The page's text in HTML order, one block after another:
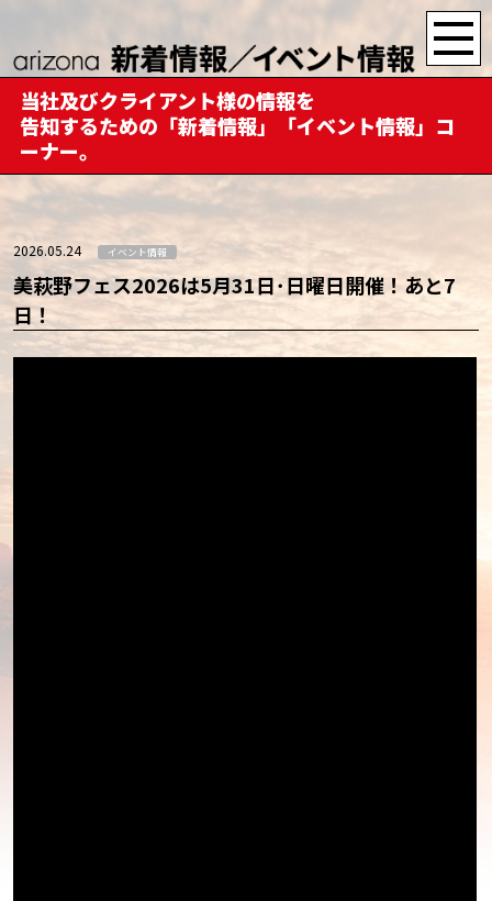
当社及びクライアント様の情報を
告知するための「新着情報」「イベント情報」コ
ーナー。
2026.05.24 イベント情報
美萩野フェス2026は5月31日･日曜日開催！あと7
日！